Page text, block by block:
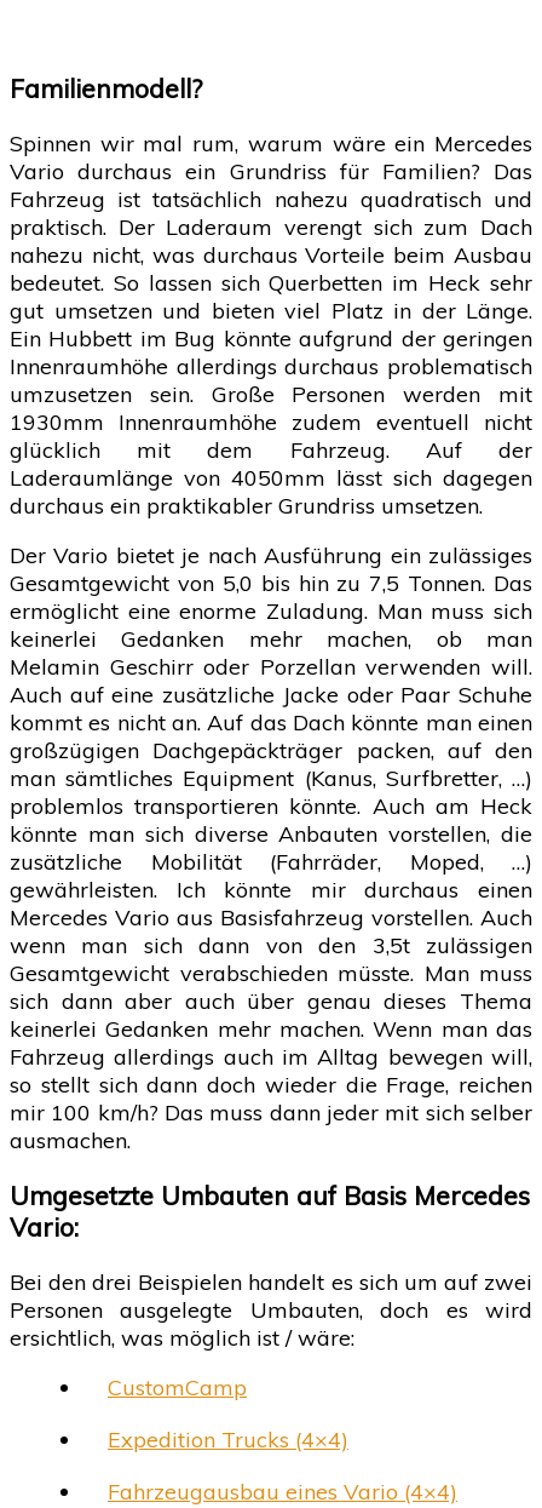
Familienmodell?
Spinnen wir mal rum, warum wäre ein Mercedes
Vario durchaus ein Grundriss für Familien? Das
Fahrzeug ist tatsächlich nahezu quadratisch und
praktisch. Der Laderaum verengt sich zum Dach
nahezu nicht, was durchaus Vorteile beim Ausbau
bedeutet. So lassen sich Querbetten im Heck sehr
gut umsetzen und bieten viel Platz in der Länge.
Ein Hubbett im Bug könnte aufgrund der geringen
Innenraumhöhe allerdings durchaus problematisch
umzusetzen sein. Große Personen werden mit
1930mm Innenraumhöhe zudem eventuell nicht
glücklich mit dem Fahrzeug. Auf der
Laderaumlänge von 4050mm lässt sich dagegen
durchaus ein praktikabler Grundriss umsetzen.
Der Vario bietet je nach Ausführung ein zulässiges
Gesamtgewicht von 5,0 bis hin zu 7,5 Tonnen. Das
ermöglicht eine enorme Zuladung. Man muss sich
keinerlei Gedanken mehr machen, ob man
Melamin Geschirr oder Porzellan verwenden will.
Auch auf eine zusätzliche Jacke oder Paar Schuhe
kommt es nicht an. Auf das Dach könnte man einen
großzügigen Dachgepäckträger packen, auf den
man sämtliches Equipment (Kanus, Surfbretter, …)
problemlos transportieren könnte. Auch am Heck
könnte man sich diverse Anbauten vorstellen, die
zusätzliche Mobilität (Fahrräder, Moped, …)
gewährleisten. Ich könnte mir durchaus einen
Mercedes Vario aus Basisfahrzeug vorstellen. Auch
wenn man sich dann von den 3,5t zulässigen
Gesamtgewicht verabschieden müsste. Man muss
sich dann aber auch über genau dieses Thema
keinerlei Gedanken mehr machen. Wenn man das
Fahrzeug allerdings auch im Alltag bewegen will,
so stellt sich dann doch wieder die Frage, reichen
mir 100 km/h? Das muss dann jeder mit sich selber
ausmachen.
Umgesetzte Umbauten auf Basis Mercedes
Vario:
Bei den drei Beispielen handelt es sich um auf zwei
Personen ausgelegte Umbauten, doch es wird
ersichtlich, was möglich ist / wäre:
CustomCamp
Expedition Trucks (4×4)
Fahrzeugausbau eines Vario (4×4)